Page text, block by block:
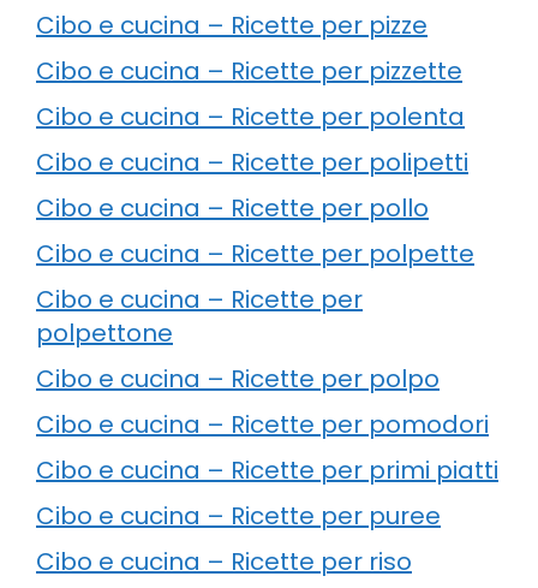
Cibo e cucina – Ricette per pizze
Cibo e cucina – Ricette per pizzette
Cibo e cucina – Ricette per polenta
Cibo e cucina – Ricette per polipetti
Cibo e cucina – Ricette per pollo
Cibo e cucina – Ricette per polpette
Cibo e cucina – Ricette per
polpettone
Cibo e cucina – Ricette per polpo
Cibo e cucina – Ricette per pomodori
Cibo e cucina – Ricette per primi piatti
Cibo e cucina – Ricette per puree
Cibo e cucina – Ricette per riso